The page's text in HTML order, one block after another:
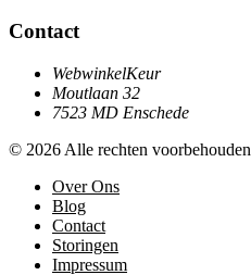
Contact
WebwinkelKeur
Moutlaan 32
7523 MD Enschede
© 2026 Alle rechten voorbehouden
Over Ons
Blog
Contact
Storingen
Impressum